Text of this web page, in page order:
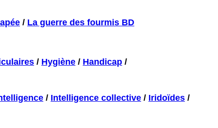
/ La guerre des fourmis BD
/ Hygiène / Handicap /
/ Intelligence collective / Iridoïdes /